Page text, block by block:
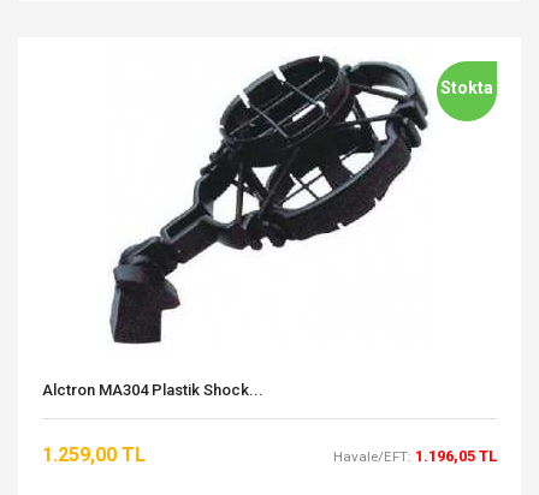
Stokta
Alctron MA304 Plastik Shock...
1.259,00 TL Havale/EFT: 1.196,05 TL